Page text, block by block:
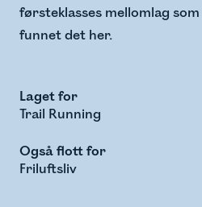
førsteklasses mellomlag
funnet det her.
Laget for
Trail Running
Også flott for
Friluftsliv